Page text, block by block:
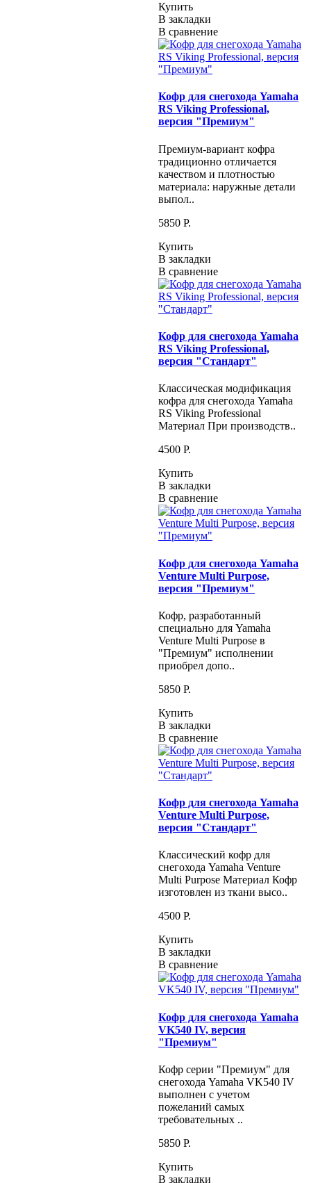
Купить
В закладки
В сравнение
Кофр для снегохода Yamaha
RS Viking Professional,
версия "Премиум"
Премиум-вариант кофра
традиционно отличается
качеством и плотностью
материала: наружные детали
выпол..
5850 P.
Купить
В закладки
В сравнение
Кофр для снегохода Yamaha
RS Viking Professional,
версия "Стандарт"
Классическая модификация
кофра для снегохода Yamaha
RS Viking Professional
Материал При производств..
4500 P.
Купить
В закладки
В сравнение
Кофр для снегохода Yamaha
Venture Multi Purpose,
версия "Премиум"
Кофр, разработанный
специально для Yamaha
Venture Multi Purpose в
"Премиум" исполнении
приобрел допо..
5850 P.
Купить
В закладки
В сравнение
Кофр для снегохода Yamaha
Venture Multi Purpose,
версия "Стандарт"
Классический кофр для
снегохода Yamaha Venture
Multi Purpose Материал Кофр
изготовлен из ткани высо..
4500 P.
Купить
В закладки
В сравнение
Кофр для снегохода Yamaha
VK540 IV, версия
"Премиум"
Кофр серии "Премиум" для
снегохода Yamaha VK540 IV
выполнен с учетом
пожеланий самых
требовательных ..
5850 P.
Купить
В закладки